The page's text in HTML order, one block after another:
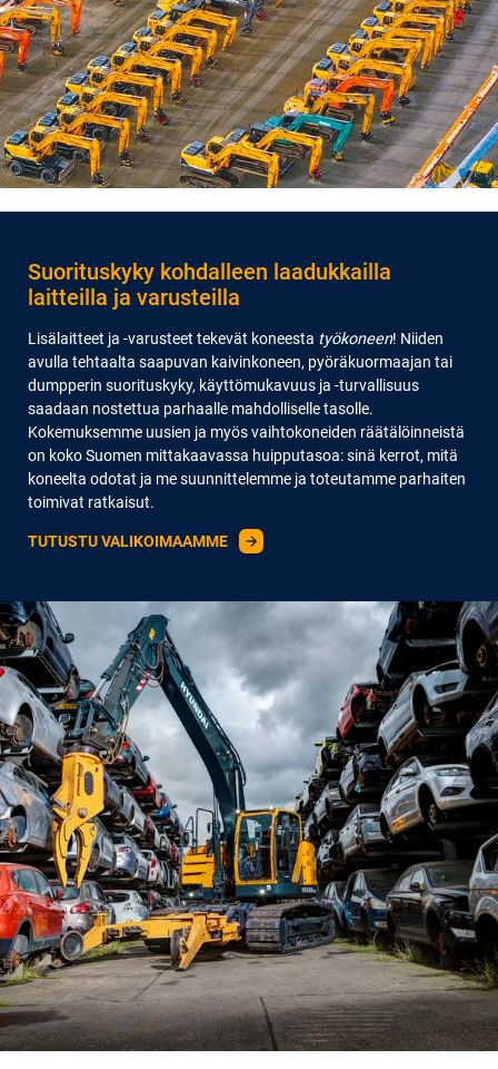
Suorituskyky kohdalleen laadukkailla
laitteilla ja varusteilla
Lisälaitteet ja -varusteet tekevät koneesta työkoneen! Niiden
avulla tehtaalta saapuvan kaivinkoneen, pyöräkuormaajan tai
dumpperin suorituskyky, käyttömukavuus ja -turvallisuus
saadaan nostettua parhaalle mahdolliselle tasolle.
Kokemuksemme uusien ja myös vaihtokoneiden räätälöinneistä
on koko Suomen mittakaavassa huipputasoa: sinä kerrot, mitä
koneelta odotat ja me suunnittelemme ja toteutamme parhaiten
toimivat ratkaisut.
TUTUSTU VALIKOIMAAMME